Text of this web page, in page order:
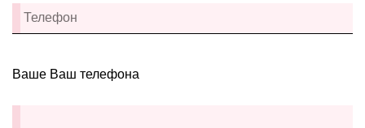
Ваше Ваш телефона